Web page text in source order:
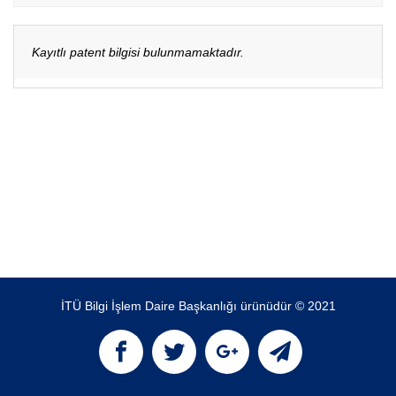
Kayıtlı patent bilgisi bulunmamaktadır.
İTÜ Bilgi İşlem Daire Başkanlığı ürünüdür © 2021